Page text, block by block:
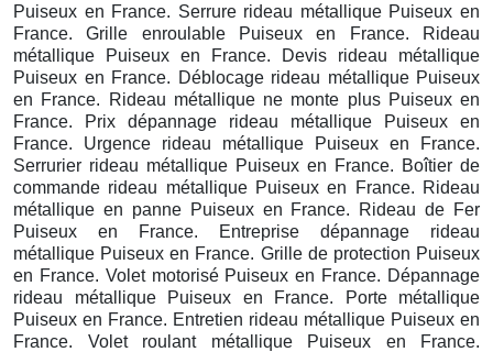
Puiseux en France. Serrure rideau métallique Puiseux en
France. Grille enroulable Puiseux en France. Rideau
métallique Puiseux en France. Devis rideau métallique
Puiseux en France. Déblocage rideau métallique Puiseux
en France. Rideau métallique ne monte plus Puiseux en
France. Prix dépannage rideau métallique Puiseux en
France. Urgence rideau métallique Puiseux en France.
Serrurier rideau métallique Puiseux en France. Boîtier de
commande rideau métallique Puiseux en France. Rideau
métallique en panne Puiseux en France. Rideau de Fer
Puiseux en France. Entreprise dépannage rideau
métallique Puiseux en France. Grille de protection Puiseux
en France. Volet motorisé Puiseux en France. Dépannage
rideau métallique Puiseux en France. Porte métallique
Puiseux en France. Entretien rideau métallique Puiseux en
France. Volet roulant métallique Puiseux en France.